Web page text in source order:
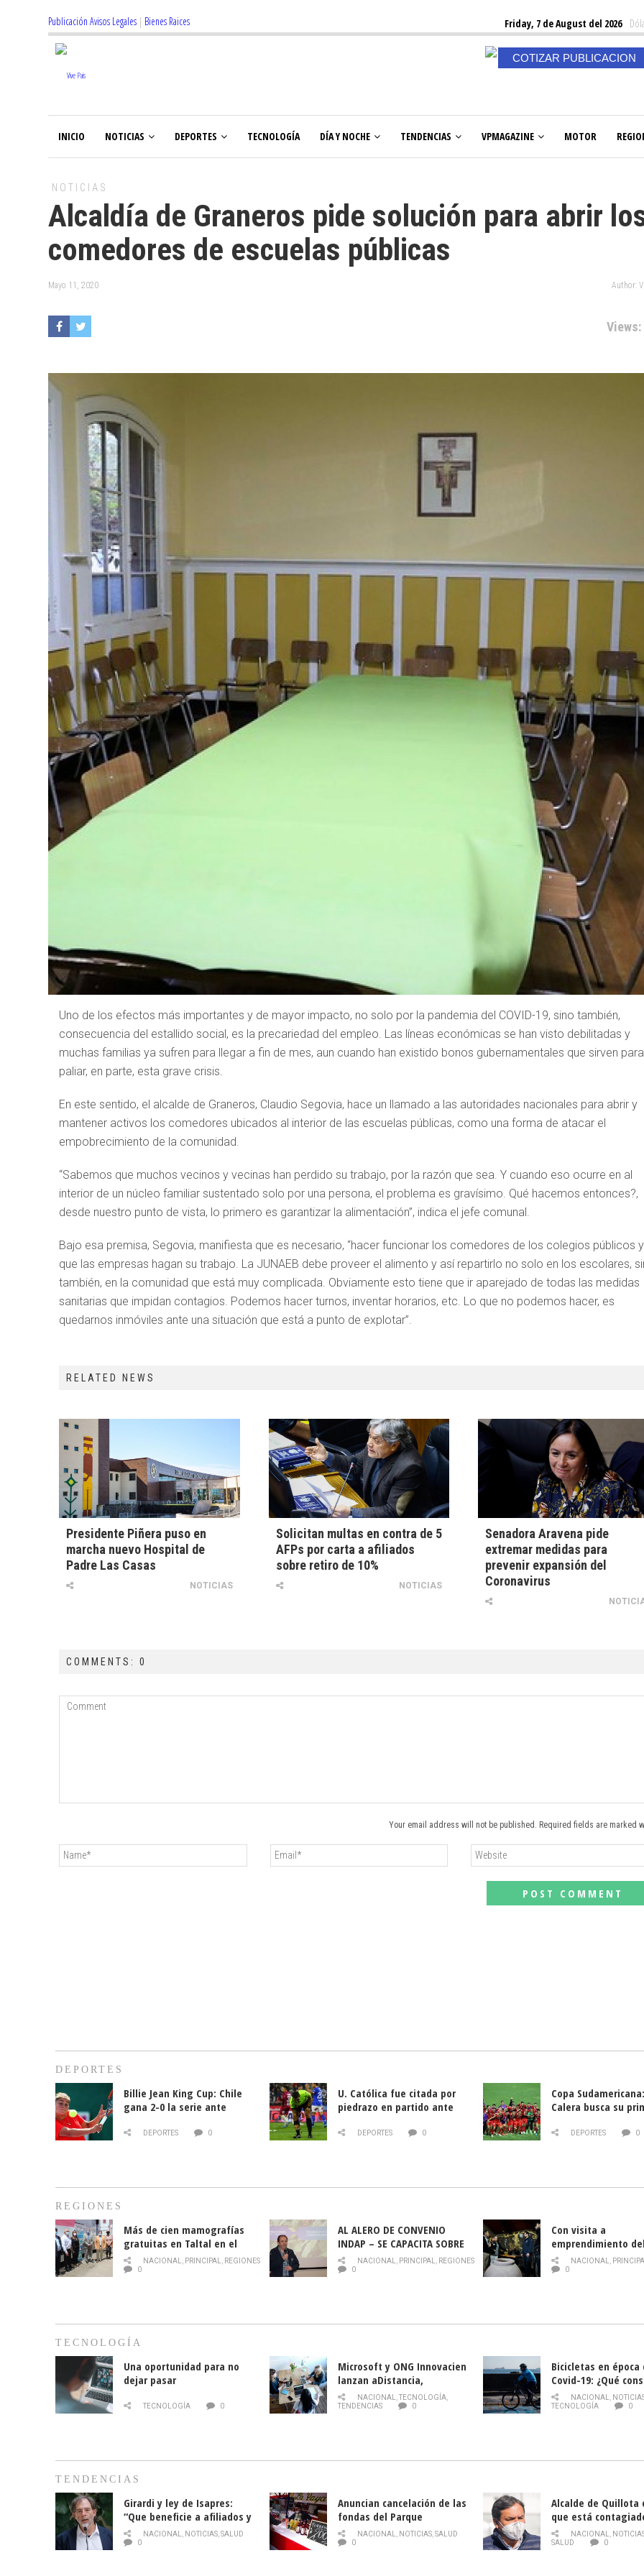
Publicación Avisos Legales | Bienes Raices Friday, 7 de August del 2026
COTIZAR PUBLICACION
INICIO NOTICIAS DEPORTES TECNOLOGÍA DÍA Y NOCHE TENDENCIAS VPMAGAZINE MOTOR
NOTICIAS
Alcaldía de Graneros pide solución para abrir
comedores de escuelas públicas
Mayo 11, 2020 Author:
Views:
Uno de los efectos más importantes y de mayor impacto, no solo por la pandemia del COVID-19, sino también,
consecuencia del estallido social, es la precariedad del empleo. Las líneas económicas se han visto debilitadas y
muchas familias ya sufren para llegar a fin de mes, aun cuando han existido bonos gubernamentales que sirven para
paliar, en parte, esta grave crisis.
En este sentido, el alcalde de Graneros, Claudio Segovia, hace un llamado a las autoridades nacionales para abrir y
mantener activos los comedores ubicados al interior de las escuelas públicas, como una forma de atacar el
empobrecimiento de la comunidad.
“Sabemos que muchos vecinos y vecinas han perdido su trabajo, por la razón que sea. Y cuando eso ocurre en al
interior de un núcleo familiar sustentado solo por una persona, el problema es gravísimo. Qué hacemos entonces?,
desde nuestro punto de vista, lo primero es garantizar la alimentación”, indica el jefe comunal.
Bajo esa premisa, Segovia, manifiesta que es necesario, “hacer funcionar los comedores de los colegios públicos y
que las empresas hagan su trabajo. La JUNAEB debe proveer el alimento y así repartirlo no solo en los escolares,
también, en la comunidad que está muy complicada. Obviamente esto tiene que ir aparejado de todas las medidas
sanitarias que impidan contagios. Podemos hacer turnos, inventar horarios, etc. Lo que no podemos hacer, es
quedarnos inmóviles ante una situación que está a punto de explotar”.
RELATED NEWS
Presidente Piñera puso en
marcha nuevo Hospital de
Padre Las Casas
NOTICIAS
Solicitan multas en contra de 5
AFPs por carta a afiliados
sobre retiro de 10%
NOTICIAS
Senadora Aravena pide
extremar medidas para
prevenir expansión del
Coronavirus
COMMENTS: 0
Your email address will not be published. Required fields are marked
DEPORTES
Billie Jean King Cup: Chile
gana 2-0 la serie ante
DEPORTES 0
U. Católica fue citada por
piedrazo en partido ante
DEPORTES 0
Copa
Calera busca su
DEPORTES 0
REGIONES
Más de cien mamografías
gratuitas en Taltal en el
mes de la prevención del
cáncer de mama
NACIONAL, PRINCIPAL, REGIONES
0
AL ALERO DE CONVENIO
INDAP – SE CAPACITA SOBRE
PLAGA DROSOPHILA SUZUKII
NACIONAL, PRINCIPAL, REGIONES
0
Con visita a
emprendimiento
y llamado al
historia campesina
NACIONAL,
0
TECNOLOGÍA
Una oportunidad para no
dejar pasar
TECNOLOGÍA 0
Microsoft y ONG Innovacien
lanzan aDistancia,
plataforma con cursos
gratuitos online sobre
NACIONAL,TECNOLOGÍA,
TENDENCIAS
0
Bicicletas en época
Covid-19: ¿Qué
momento de
NACIONAL,
TECNOLOGÍA
0
TENDENCIAS
Girardi y ley de Isapres:
“Que beneficie a afiliados y
no legalice el abuso”
NACIONAL, NOTICIAS,SALUD
0
Anuncian cancelación de las
fondas del Parque
O’Higgins debido al
coronavirus
NACIONAL, NOTICIAS,SALUD
0
Alcalde de Quillota
que está
COVID-19
NACIONAL,
SALUD
0